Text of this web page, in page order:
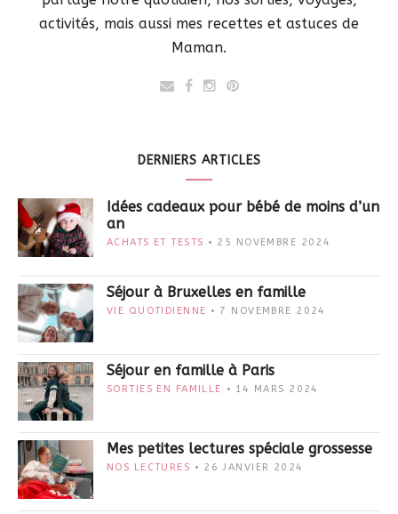
activités, mais aussi mes recettes et astuces de
Maman.
DERNIERS ARTICLES
Idées cadeaux pour bébé de moins d’un
an
ACHATS ET TESTS 25 NOVEMBRE 2024
Séjour à Bruxelles en famille
VIE QUOTIDIENNE 7 NOVEMBRE 2024
Séjour en famille à Paris
SORTIES EN FAMILLE 14 MARS 2024
Mes petites lectures spéciale grossesse
NOS LECTURES 26 JANVIER 2024